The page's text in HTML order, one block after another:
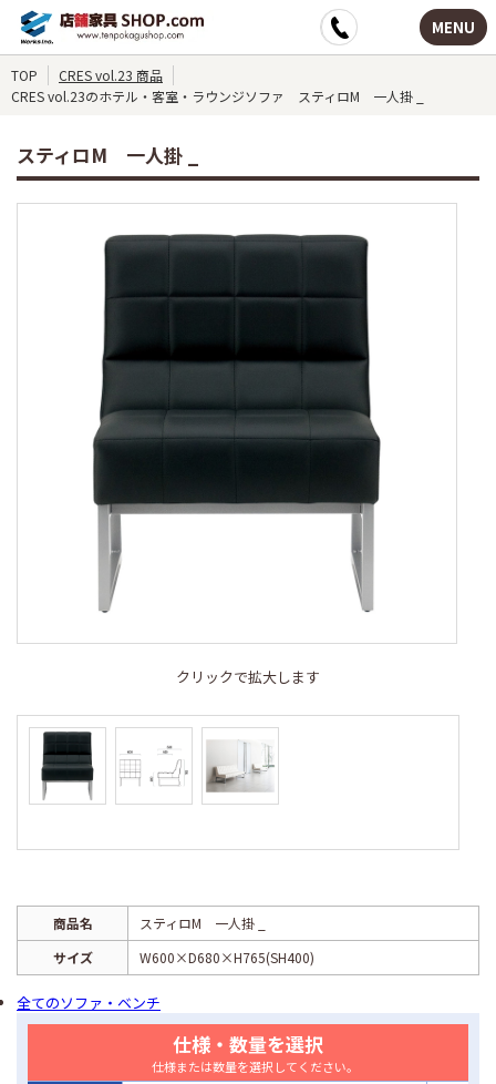
MENU
TOP
CRES vol.23 商品
CRES vol.23のホテル・客室・ラウンジソファ スティロM 一人掛 _
スティロM 一人掛 _
クリックで拡大します
商品名
スティロM 一人掛 _
サイズ
W600×D680×H765(SH400)
全てのソファ・ベンチ
仕様・数量を選択
仕様または数量を選択してください。